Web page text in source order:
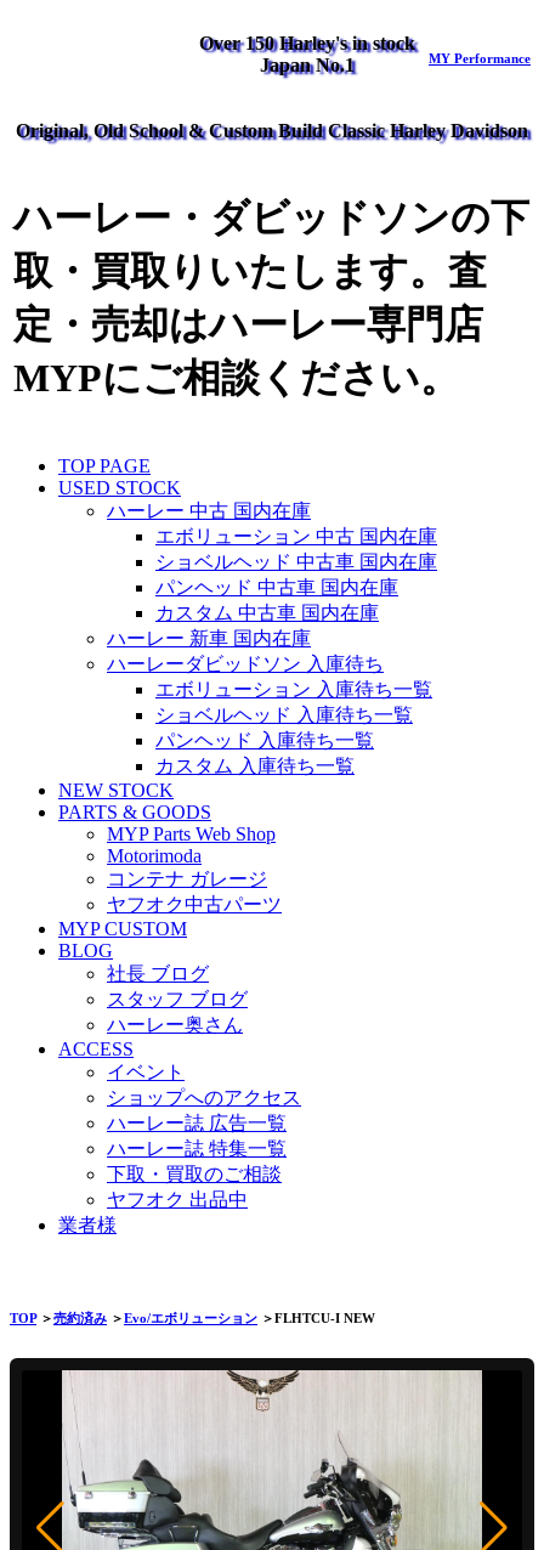
Over 150 Harley's in stock
Japan No.1
MY Performance
Original, Old School & Custom Build Classic Harley Davidson
ハーレー・ダビッドソンの下
取・買取りいたします。査
定・売却はハーレー専門店
MYPにご相談ください。
TOP PAGE
USED STOCK
ハーレー 中古 国内在庫
エボリューション 中古 国内在庫
ショベルヘッド 中古車 国内在庫
パンヘッド 中古車 国内在庫
カスタム 中古車 国内在庫
ハーレー 新車 国内在庫
ハーレーダビッドソン 入庫待ち
エボリューション 入庫待ち一覧
ショベルヘッド 入庫待ち一覧
パンヘッド 入庫待ち一覧
カスタム 入庫待ち一覧
NEW STOCK
PARTS & GOODS
MYP Parts Web Shop
Motorimoda
コンテナ ガレージ
ヤフオク中古パーツ
MYP CUSTOM
BLOG
社長 ブログ
スタッフ ブログ
ハーレー奥さん
ACCESS
イベント
ショップへのアクセス
ハーレー誌 広告一覧
ハーレー誌 特集一覧
下取・買取のご相談
ヤフオク 出品中
業者様
TOP＞売約済み ＞Evo/エボリューション ＞FLHTCU-I NEW